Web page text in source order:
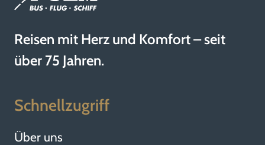
Reisen mit Herz und Komfort – seit
über 75 Jahren.
Schnellzugriff
Über uns